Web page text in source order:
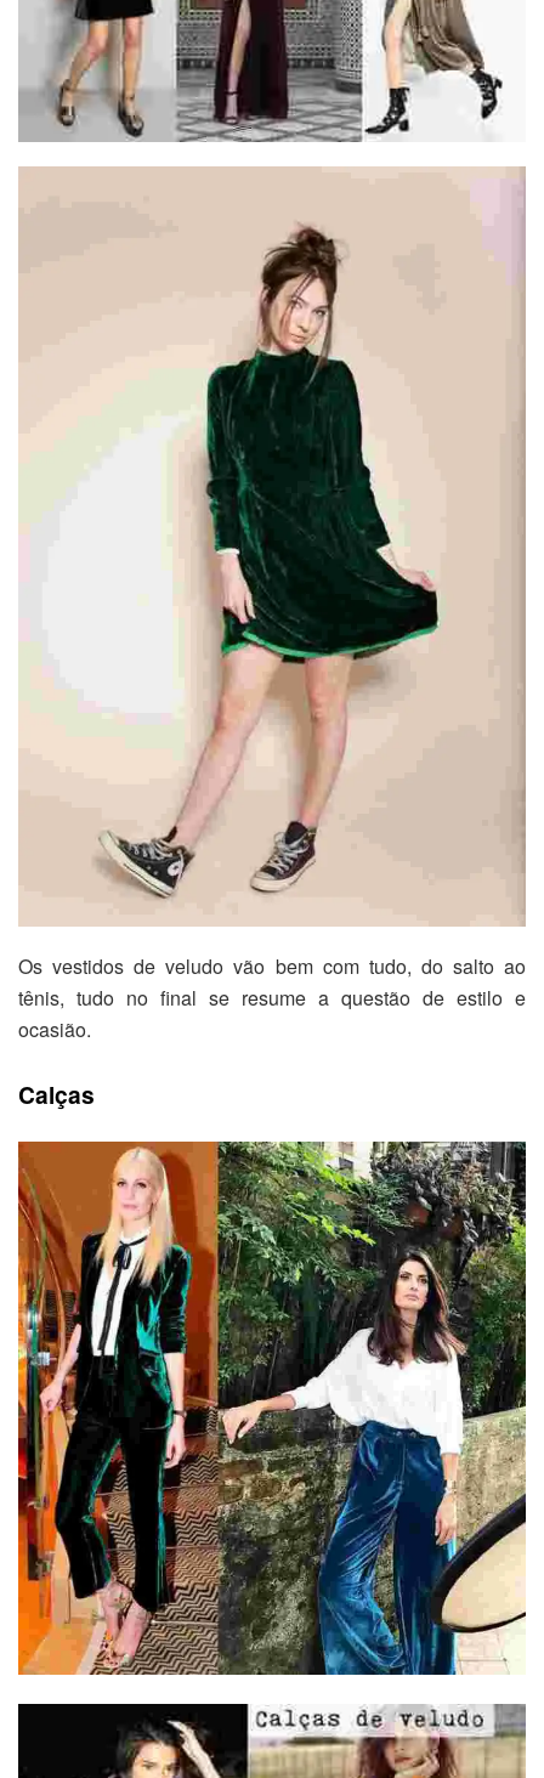
Os vestidos de veludo vão bem com tudo, do salto ao
tênis, tudo no final se resume a questão de estilo e
ocasião.
Calças